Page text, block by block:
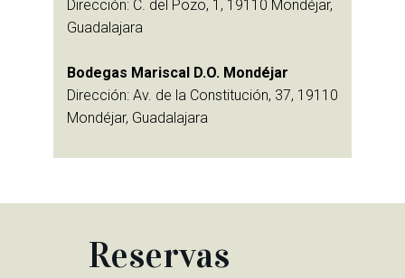
Dirección: C. del Pozo, 1, 19110 Mondéjar,
Guadalajara
Bodegas Mariscal D.O. Mondéjar
Dirección: Av. de la Constitución, 37, 19110
Mondéjar, Guadalajara
Reservas